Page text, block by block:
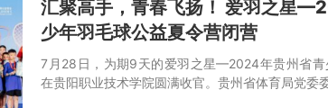
汇聚高手，青春飞扬！ 爱羽之星
少年羽毛球公益夏令营闭营
7月28日，为期9天的爱羽之星—2024年贵州省青
在贵阳职业技术学院圆满收官。贵州省体育局党委